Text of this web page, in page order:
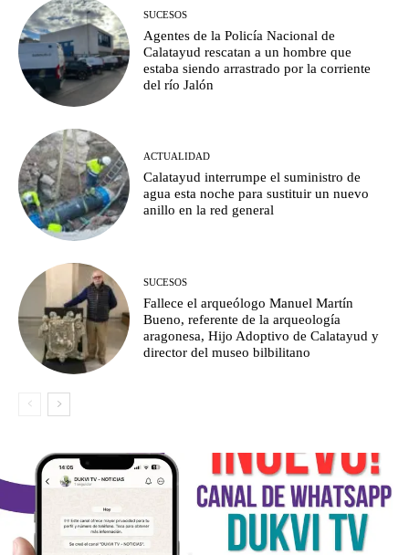
SUCESOS
Agentes de la Policía Nacional de
Calatayud rescatan a un hombre que
estaba siendo arrastrado por la corriente
del río Jalón
ACTUALIDAD
Calatayud interrumpe el suministro de
agua esta noche para sustituir un nuevo
anillo en la red general
SUCESOS
Fallece el arqueólogo Manuel Martín
Bueno, referente de la arqueología
aragonesa, Hijo Adoptivo de Calatayud y
director del museo bilbilitano